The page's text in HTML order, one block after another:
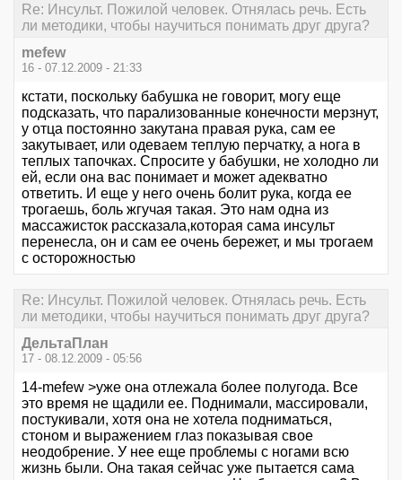
Re: Инсульт. Пожилой человек. Отнялась речь. Есть
ли методики, чтобы научиться понимать друг друга?
mefew
16 - 07.12.2009 - 21:33
кстати, поскольку бабушка не говорит, могу еще
подсказать, что парализованные конечности мерзнут,
у отца постоянно закутана правая рука, сам ее
закутывает, или одеваем теплую перчатку, а нога в
теплых тапочках. Спросите у бабушки, не холодно ли
ей, если она вас понимает и может адекватно
ответить. И еще у него очень болит рука, когда ее
трогаешь, боль жгучая такая. Это нам одна из
массажисток рассказала,которая сама инсульт
перенесла, он и сам ее очень бережет, и мы трогаем
с осторожностью
Re: Инсульт. Пожилой человек. Отнялась речь. Есть
ли методики, чтобы научиться понимать друг друга?
ДельтаПлан
17 - 08.12.2009 - 05:56
14-mefew >уже она отлежала более полугода. Все
это время не щадили ее. Поднимали, массировали,
постукивали, хотя она не хотела подниматься,
стоном и выражением глаз показывая свое
неодобрение. У нее еще проблемы с ногами всю
жизнь были. Она такая сейчас уже пытается сама